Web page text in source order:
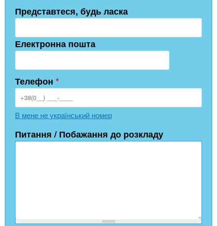
Представтеся, будь ласка
Електронна пошта
Телефон *
В мене не український номер
Питання / Побажання до розкладу